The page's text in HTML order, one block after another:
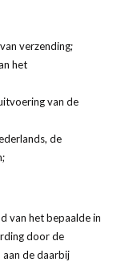
verzending;
het
van de
de
van het bepaalde in
door de
de daarbij